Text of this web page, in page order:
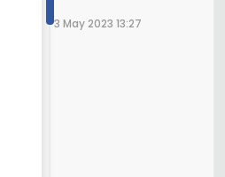
3 May 2023 13:27